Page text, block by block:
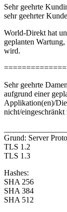
Sehr geehrte
sehr geehrter
World-Direkt hat
geplanten
wird.
Sehr geehrte
aufgrund einer
Applikation(en)/
nicht/
Grund: Server
TLS 1.2
TLS 1.3
Hashes:
SHA 256
SHA 384
SHA 512